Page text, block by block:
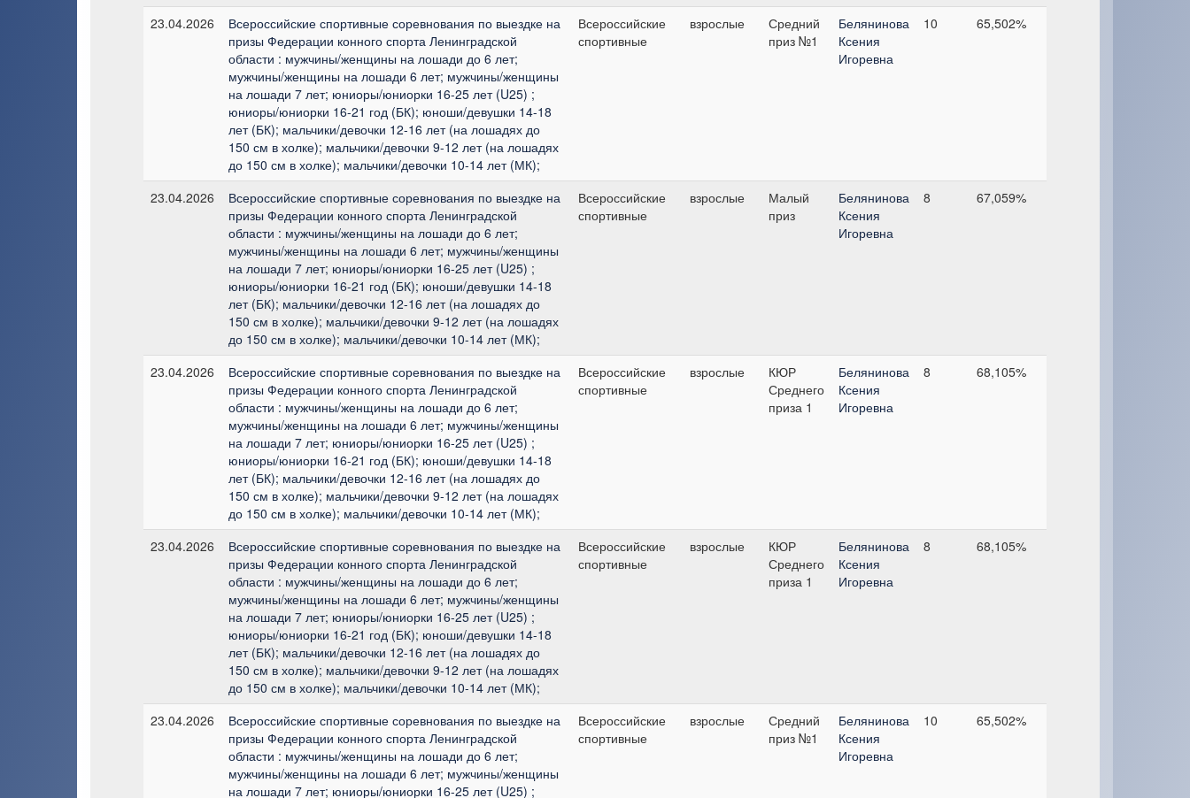
23.04.2026
Всероссийские спортивные соревнования по выездке на
призы Федерации конного спорта Ленинградской
области : мужчины/женщины на лошади до 6 лет;
мужчины/женщины на лошади 6 лет; мужчины/женщины
на лошади 7 лет; юниоры/юниорки 16-25 лет (U25) ;
юниоры/юниорки 16-21 год (БК); юноши/девушки 14-18
лет (БК); мальчики/девочки 12-16 лет (на лошадях до
150 см в холке); мальчики/девочки 9-12 лет (на лошадях
до 150 см в холке); мальчики/девочки 10-14 лет (МК);
Всероссийские
спортивные
взрослые
Средний
приз №1
Белянинова
Ксения
Игоревна
10 65,502%
23.04.2026
Всероссийские спортивные соревнования по выездке на
призы Федерации конного спорта Ленинградской
области : мужчины/женщины на лошади до 6 лет;
мужчины/женщины на лошади 6 лет; мужчины/женщины
на лошади 7 лет; юниоры/юниорки 16-25 лет (U25) ;
юниоры/юниорки 16-21 год (БК); юноши/девушки 14-18
лет (БК); мальчики/девочки 12-16 лет (на лошадях до
150 см в холке); мальчики/девочки 9-12 лет (на лошадях
до 150 см в холке); мальчики/девочки 10-14 лет (МК);
Всероссийские
спортивные
взрослые
Малый
приз
Белянинова
Ксения
Игоревна
8 67,059%
23.04.2026
Всероссийские спортивные соревнования по выездке на
призы Федерации конного спорта Ленинградской
области : мужчины/женщины на лошади до 6 лет;
мужчины/женщины на лошади 6 лет; мужчины/женщины
на лошади 7 лет; юниоры/юниорки 16-25 лет (U25) ;
юниоры/юниорки 16-21 год (БК); юноши/девушки 14-18
лет (БК); мальчики/девочки 12-16 лет (на лошадях до
150 см в холке); мальчики/девочки 9-12 лет (на лошадях
до 150 см в холке); мальчики/девочки 10-14 лет (МК);
Всероссийские
спортивные
взрослые
КЮР
Среднего
приза 1
Белянинова
Ксения
Игоревна
8 68,105%
23.04.2026
Всероссийские спортивные соревнования по выездке на
призы Федерации конного спорта Ленинградской
области : мужчины/женщины на лошади до 6 лет;
мужчины/женщины на лошади 6 лет; мужчины/женщины
на лошади 7 лет; юниоры/юниорки 16-25 лет (U25) ;
юниоры/юниорки 16-21 год (БК); юноши/девушки 14-18
лет (БК); мальчики/девочки 12-16 лет (на лошадях до
150 см в холке); мальчики/девочки 9-12 лет (на лошадях
до 150 см в холке); мальчики/девочки 10-14 лет (МК);
Всероссийские
спортивные
взрослые
КЮР
Среднего
приза 1
Белянинова
Ксения
Игоревна
8 68,105%
23.04.2026
Всероссийские спортивные соревнования по выездке на
призы Федерации конного спорта Ленинградской
области : мужчины/женщины на лошади до 6 лет;
мужчины/женщины на лошади 6 лет; мужчины/женщины
на лошади 7 лет; юниоры/юниорки 16-25 лет (U25) ;
Всероссийские
спортивные
взрослые
Средний
приз №1
Белянинова
Ксения
Игоревна
10 65,502%